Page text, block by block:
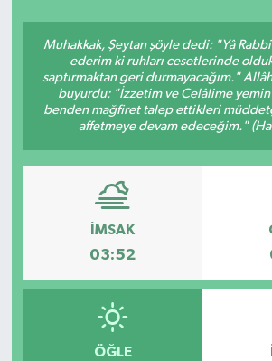
Muhakkak, Şeytan şöyle dedi: "Yâ
ederim ki ruhları cesetlerinde
saptırmaktan geri durmayacağım."
buyurdu: "İzzetim ve Celâlime yemin
benden mağfiret talep ettikleri
affetmeye devam edeceğim."
İMSAK
03:52
ÖĞLE
Spor
Tebrik
Türkiye